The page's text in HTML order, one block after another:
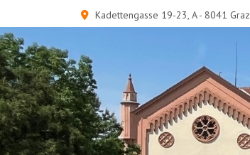
Kadettengasse 19-23, A - 8041 Graz